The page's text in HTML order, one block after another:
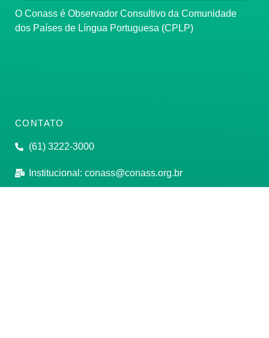
O Conass é Observador Consultivo da Comunidade
dos Países de Língua Portuguesa (CPLP)
CONTATO
(61) 3222-3000
Institucional: conass@conass.org.br